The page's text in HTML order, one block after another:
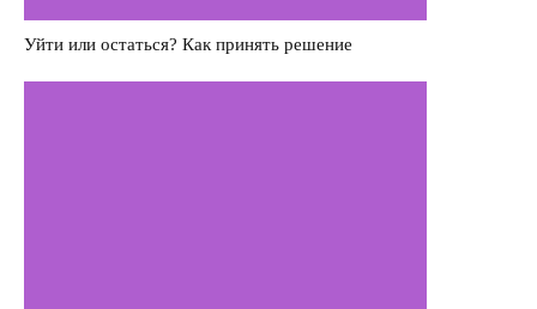
Уйти или остаться? Как принять решение